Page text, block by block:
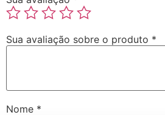
Sua avaliação sobre o produto *
Nome *